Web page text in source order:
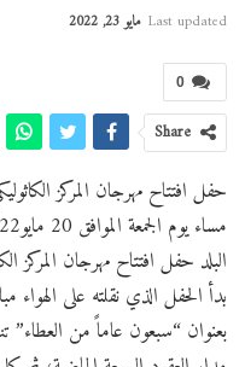
Last updated مايو 23, 2022
0
Share
​حفل افتتاح مهرجان المركز
البلد حفل افتتاح مهرجان المركز
بعنوان “سبعون عاماً من